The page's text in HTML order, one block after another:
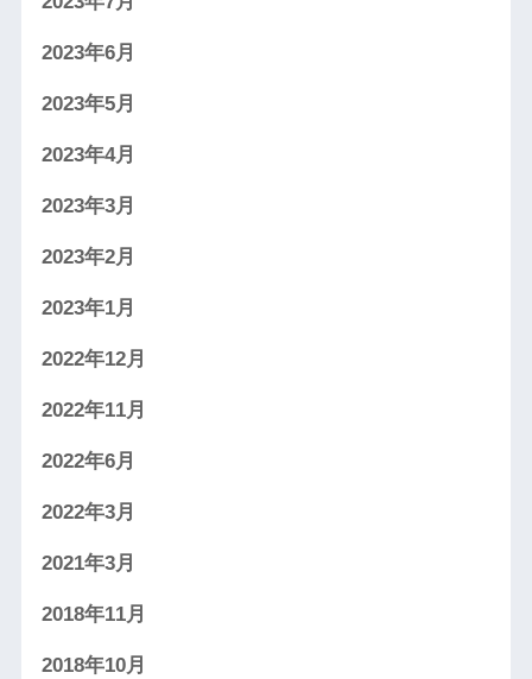
2023年6月
2023年5月
2023年4月
2023年3月
2023年2月
2023年1月
2022年12月
2022年11月
2022年6月
2022年3月
2021年3月
2018年11月
2018年10月